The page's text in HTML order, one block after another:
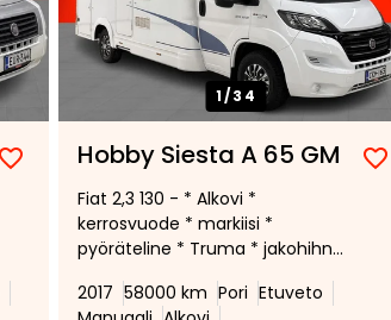
Lisää
suosikiksi
Poista
suosikeista
1/34
Hobby Siesta A 65 GM
Fiat 2,3 130 - * Alkovi *
kerrosvuode * markiisi *
pyöräteline * Truma * jakohihna
2017 58000 km Pori Etuveto